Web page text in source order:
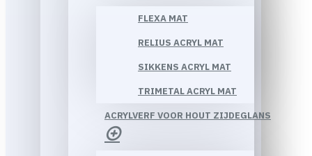
FLEXA MAT
RELIUS ACRYL MAT
SIKKENS ACRYL MAT
TRIMETAL ACRYL MAT
ACRYLVERF VOOR HOUT ZIJDEGLANS